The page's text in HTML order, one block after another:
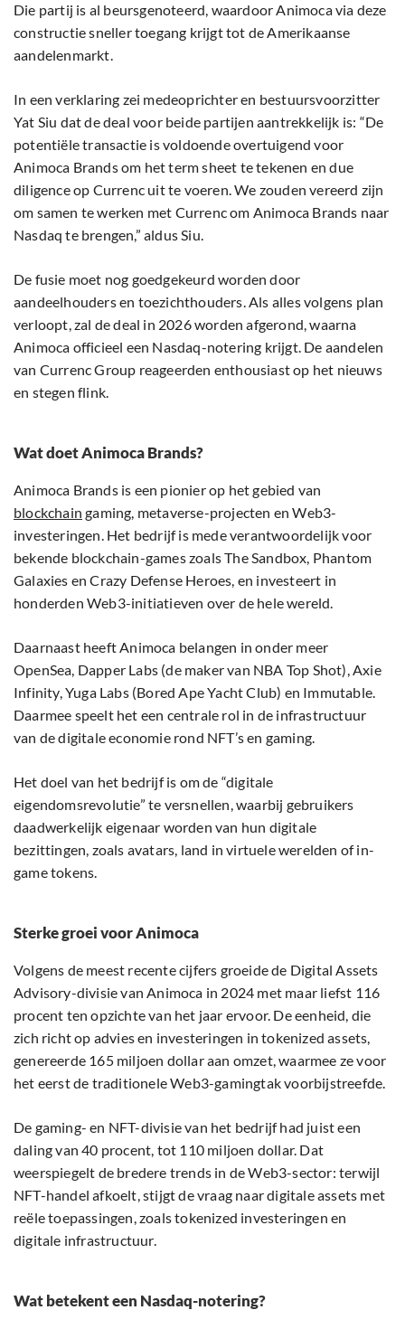
Die partij is al beursgenoteerd, waardoor Animoca via deze
constructie sneller toegang krijgt tot de Amerikaanse
aandelenmarkt.
In een verklaring zei medeoprichter en bestuursvoorzitter
Yat Siu dat de deal voor beide partijen aantrekkelijk is: “De
potentiële transactie is voldoende overtuigend voor
Animoca Brands om het term sheet te tekenen en due
diligence op Currenc uit te voeren. We zouden vereerd zijn
om samen te werken met Currenc om Animoca Brands naar
Nasdaq te brengen,” aldus Siu.
De fusie moet nog goedgekeurd worden door
aandeelhouders en toezichthouders. Als alles volgens plan
verloopt, zal de deal in 2026 worden afgerond, waarna
Animoca officieel een Nasdaq-notering krijgt. De aandelen
van Currenc Group reageerden enthousiast op het nieuws
en stegen flink.
Wat doet Animoca Brands?
Animoca Brands is een pionier op het gebied van
blockchain gaming, metaverse-projecten en Web3-
investeringen. Het bedrijf is mede verantwoordelijk voor
bekende blockchain-games zoals The Sandbox, Phantom
Galaxies en Crazy Defense Heroes, en investeert in
honderden Web3-initiatieven over de hele wereld.
Daarnaast heeft Animoca belangen in onder meer
OpenSea, Dapper Labs (de maker van NBA Top Shot), Axie
Infinity, Yuga Labs (Bored Ape Yacht Club) en Immutable.
Daarmee speelt het een centrale rol in de infrastructuur
van de digitale economie rond NFT’s en gaming.
Het doel van het bedrijf is om de “digitale
eigendomsrevolutie” te versnellen, waarbij gebruikers
daadwerkelijk eigenaar worden van hun digitale
bezittingen, zoals avatars, land in virtuele werelden of in-
game tokens.
Sterke groei voor Animoca
Volgens de meest recente cijfers groeide de Digital Assets
Advisory-divisie van Animoca in 2024 met maar liefst 116
procent ten opzichte van het jaar ervoor. De eenheid, die
zich richt op advies en investeringen in tokenized assets,
genereerde 165 miljoen dollar aan omzet, waarmee ze voor
het eerst de traditionele Web3-gamingtak voorbijstreefde.
De gaming- en NFT-divisie van het bedrijf had juist een
daling van 40 procent, tot 110 miljoen dollar. Dat
weerspiegelt de bredere trends in de Web3-sector: terwijl
NFT-handel afkoelt, stijgt de vraag naar digitale assets met
reële toepassingen, zoals tokenized investeringen en
digitale infrastructuur.
Wat betekent een Nasdaq-notering?